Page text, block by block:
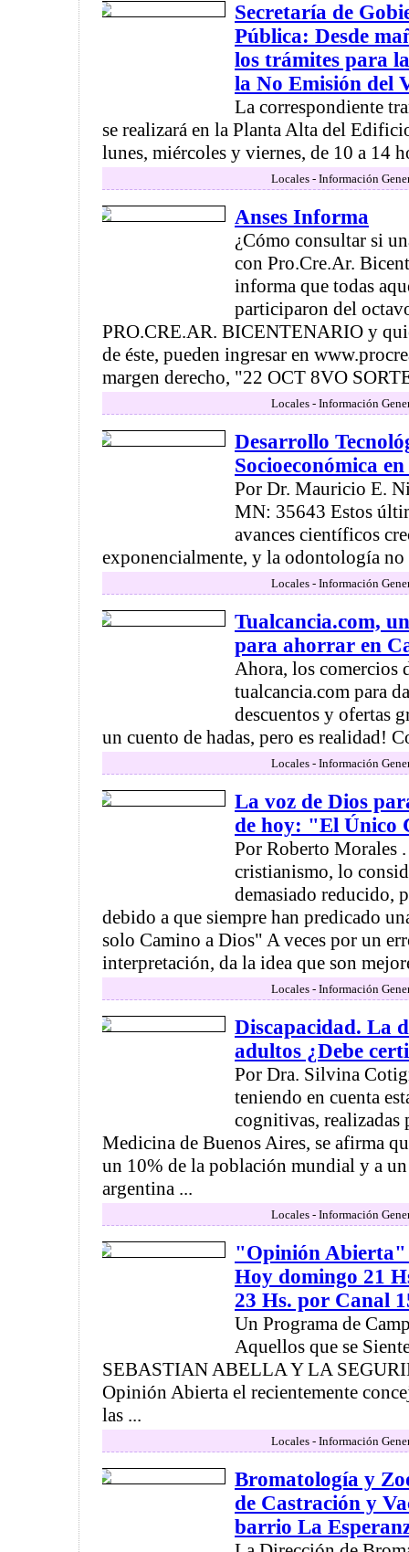
Secretaría de
Pública: Desde
los trámites para
la No Emisión del
La correspondiente
se realizará en la Planta Alta del
lunes, miércoles y viernes, de 10 a 14
Locales - Información
Anses Informa
¿Cómo consultar si
con Pro.Cre.Ar.
informa que todas
participaron del
PRO.CRE.AR. BICENTENARIO y
de éste, pueden ingresar en
margen derecho, "22 OCT 8VO
Locales - Información
Desarrollo
Socioeconómica
Por Dr. Mauricio E.
MN: 35643 Estos
avances científicos
exponencialmente, y la odontología no
Locales - Información
Tualcancia.com,
para ahorrar en
Ahora, los comercios
tualcancia.com para
descuentos y ofertas
un cuento de hadas, pero es realidad!
Locales - Información
La voz de Dios
de hoy: "El Único
Por Roberto Morales
cristianismo, lo
demasiado reducido,
debido a que siempre han predicado
solo Camino a Dios" A veces por un
interpretación, da la idea que son
Locales - Información
Discapacidad. La
adultos ¿Debe
Por Dra. Silvina
teniendo en cuenta
cognitivas, realizadas
Medicina de Buenos Aires, se afirma
un 10% de la población mundial y a
argentina ...
Locales - Información
"Opinión Abierta"
Hoy domingo 21
23 Hs. por Canal
Un Programa de
Aquellos que se
SEBASTIAN ABELLA Y LA
Opinión Abierta el recientemente
las ...
Locales - Información
Bromatología y
de Castración y
barrio La